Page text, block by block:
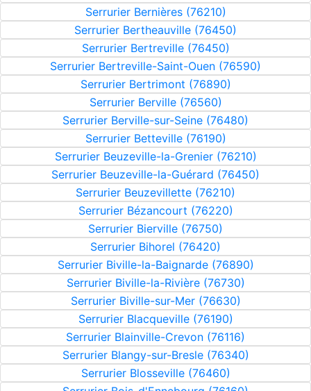
Serrurier Bernières (76210)
Serrurier Bertheauville (76450)
Serrurier Bertreville (76450)
Serrurier Bertreville-Saint-Ouen (76590)
Serrurier Bertrimont (76890)
Serrurier Berville (76560)
Serrurier Berville-sur-Seine (76480)
Serrurier Betteville (76190)
Serrurier Beuzeville-la-Grenier (76210)
Serrurier Beuzeville-la-Guérard (76450)
Serrurier Beuzevillette (76210)
Serrurier Bézancourt (76220)
Serrurier Bierville (76750)
Serrurier Bihorel (76420)
Serrurier Biville-la-Baignarde (76890)
Serrurier Biville-la-Rivière (76730)
Serrurier Biville-sur-Mer (76630)
Serrurier Blacqueville (76190)
Serrurier Blainville-Crevon (76116)
Serrurier Blangy-sur-Bresle (76340)
Serrurier Blosseville (76460)